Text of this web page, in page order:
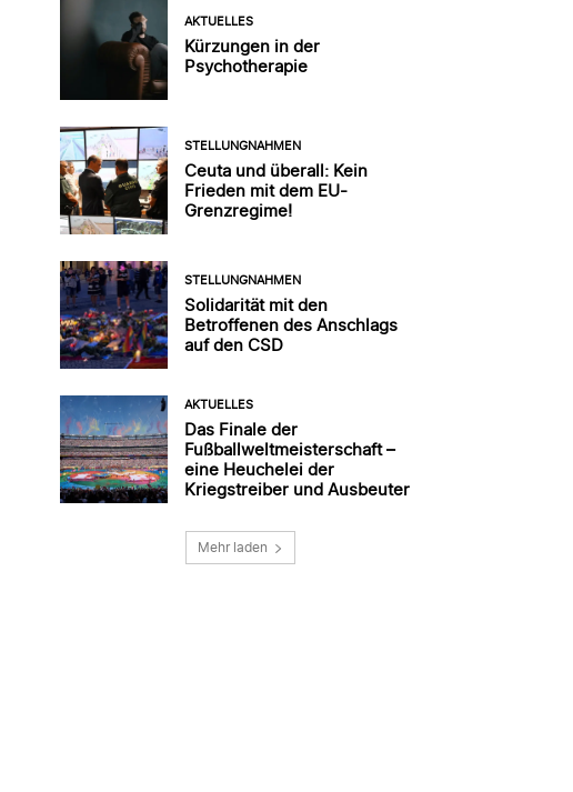
AKTUELLES
Kürzungen in der
Psychotherapie
STELLUNGNAHMEN
Ceuta und überall: Kein
Frieden mit dem EU-
Grenzregime!
STELLUNGNAHMEN
Solidarität mit den
Betroffenen des Anschlags
auf den CSD
AKTUELLES
Das Finale der
Fußballweltmeisterschaft –
eine Heuchelei der
Kriegstreiber und Ausbeuter
Mehr laden